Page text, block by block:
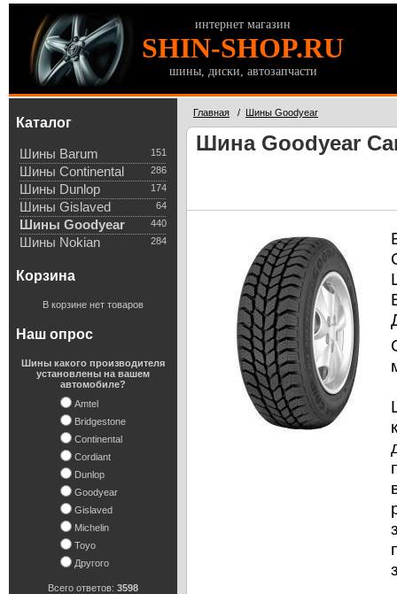
интернет магазин
SHIN-SHOP.RU
шины, диски, автозапчасти
Каталог
151
Шины Barum
286
Шины Continental
174
Шины Dunlop
64
Шины Gislaved
440
Шины Goodyear
284
Шины Nokian
Корзина
В корзине нет товаров
Наш опрос
Шины какого производителя
установлены на вашем
автомобиле?
Amtel
Bridgestone
Continental
Cordiant
Dunlop
Goodyear
Gislaved
Michelin
Toyo
Другого
Всего ответов: 3598
Главная / Шины Goodyear
Шина Goodyear